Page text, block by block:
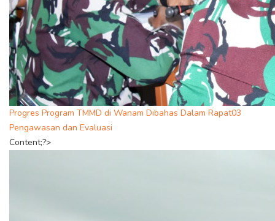
Progres Program TMMD di Wanam Dibahas Dalam Rapat03
Pengawasan dan Evaluasi
Content;?>